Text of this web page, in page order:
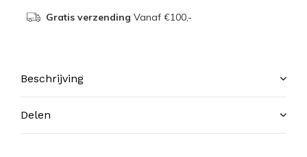
Gratis verzending Vanaf €100,-
Beschrijving
Delen